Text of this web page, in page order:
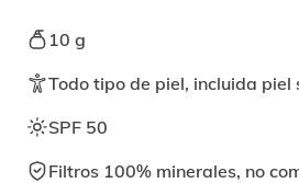
pueden
reproducir
activando
botón
correspondiente.
10 g
Todo tipo de piel, incluida piel
SPF 50
Filtros 100% minerales, no